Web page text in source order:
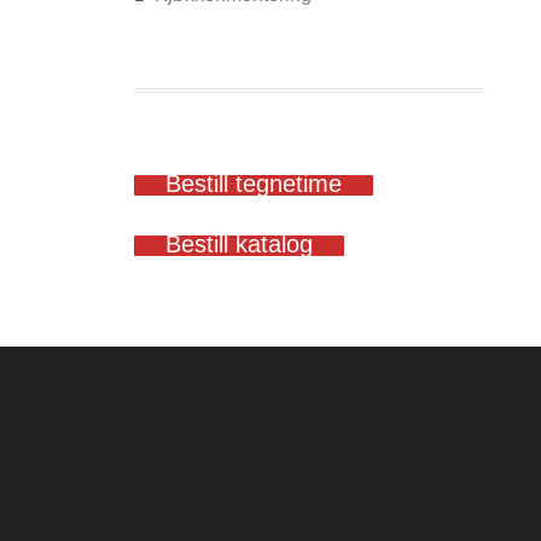
Bestill tegnetime
Bestill katalog